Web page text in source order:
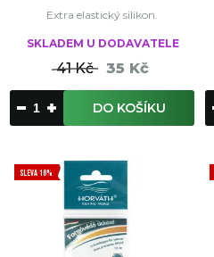
Extra elastický silikon.
SKLADEM U DODAVATELE
41 Kč 35 Kč
DO KOŠÍKU
SLEVA 16%